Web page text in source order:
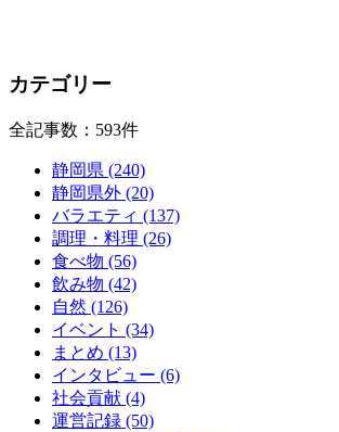
カテゴリー
全記事数：593件
静岡県 (240)
静岡県外 (20)
バラエティ (137)
調理・料理 (26)
食べ物 (56)
飲み物 (42)
自然 (126)
イベント (34)
まとめ (13)
インタビュー (6)
社会貢献 (4)
運営記録 (50)